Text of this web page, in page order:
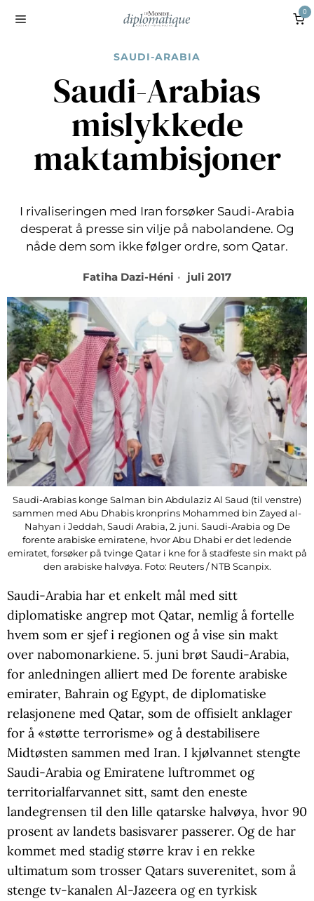
0
SAUDI-ARABIA
Saudi-Arabias
mislykkede
maktambisjoner
I rivaliseringen med Iran forsøker Saudi-Arabia
desperat å presse sin vilje på nabolandene. Og
nåde dem som ikke følger ordre, som Qatar.
Fatiha Dazi-Héni juli 2017
Saudi-Arabias konge Salman bin Abdulaziz Al Saud (til venstre)
sammen med Abu Dhabis kronprins Mohammed bin Zayed al-
Nahyan i Jeddah, Saudi Arabia, 2. juni. Saudi-Arabia og De
forente arabiske emiratene, hvor Abu Dhabi er det ledende
emiratet, forsøker på tvinge Qatar i kne for å stadfeste sin makt på
den arabiske halvøya. Foto: Reuters / NTB Scanpix.
Saudi-Arabia har et enkelt mål med sitt
diplomatiske angrep mot Qatar, nemlig å fortelle
hvem som er sjef i regionen og å vise sin makt
over nabomonarkiene. 5. juni brøt Saudi-Arabia,
for anledningen alliert med De forente arabiske
emirater, Bahrain og Egypt, de diplomatiske
relasjonene med Qatar, som de offisielt anklager
for å «støtte terrorisme» og å destabilisere
Midtøsten sammen med Iran. I kjølvannet stengte
Saudi-Arabia og Emiratene luftrommet og
territorialfarvannet sitt, samt den eneste
landegrensen til den lille qatarske halvøya, hvor 90
prosent av landets basisvarer passerer. Og de har
kommet med stadig større krav i en rekke
ultimatum som trosser Qatars suverenitet, som å
stenge tv-kanalen Al-Jazeera og en tyrkisk